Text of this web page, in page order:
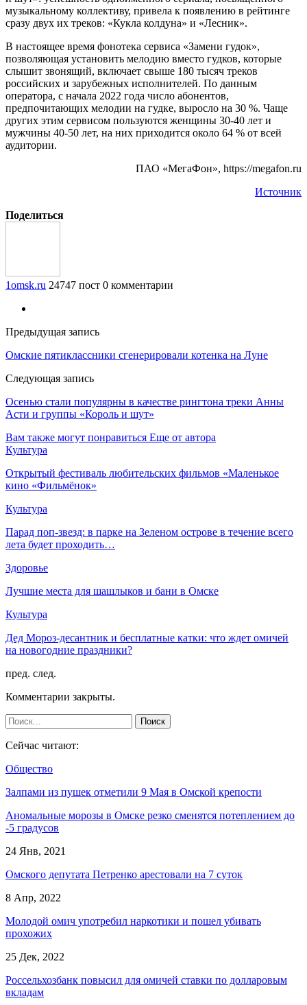
музыкальному коллективу, привела к появлению в рейтинге
сразу двух их треков: «Кукла колдуна» и «Лесник».
В настоящее время фонотека сервиса «Замени гудок»,
позволяющая установить мелодию вместо гудков, которые
слышит звонящий, включает свыше 180 тысяч треков
российских и зарубежных исполнителей. По данным
оператора, с начала 2022 года число абонентов,
предпочитающих мелодии на гудке, выросло на 30 %. Чаще
других этим сервисом пользуются женщины 30-40 лет и
мужчины 40-50 лет, на них приходится около 64 % от всей
аудитории.
ПАО «МегаФон», https://megafon.ru
Источник
Поделиться
1omsk.ru 24747 пост 0 комментарии
Предыдущая запись
Омские пятиклассники сгенерировали котенка на Луне
Следующая запись
Осенью стали популярны в качестве рингтона треки Анны
Асти и группы «Король и шут»
Вам также могут понравиться Еще от автора
Культура
Открытый фестиваль любительских фильмов «Маленькое
кино «Фильмёнок»
Культура
Парад поп-звезд: в парке на Зеленом острове в течение всего
лета будет проходить…
Здоровье
Лучшие места для шашлыков и бани в Омске
Культура
Дед Мороз-десантник и бесплатные катки: что ждет омичей
на новогодние праздники?
пред. след.
Комментарии закрыты.
Сейчас читают:
Общество
Залпами из пушек отметили 9 Мая в Омской крепости
Аномальные морозы в Омске резко сменятся потеплением до
-5 градусов
24 Янв, 2021
Омского депутата Петренко арестовали на 7 суток
8 Апр, 2022
Молодой омич употребил наркотики и пошел убивать
прохожих
25 Дек, 2022
Россельхозбанк повысил для омичей ставки по долларовым
вкладам